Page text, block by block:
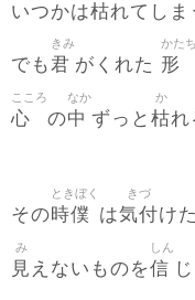
いつかは枯れてしま
でも君
きみ
がくれた 形
かたち
心
こころ
の中
なか
ずっと 枯
か
れ
その時僕
ときぼく
は気付
きづ
け
見
み
えないものを信
しん